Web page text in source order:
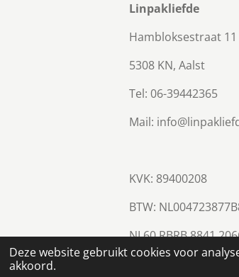
Deze website gebruikt cookies voor
akkoord.
Linpakliefde
Hambloksestraat 11
5308 KN, Aalst
Tel: 06-39442365
Mail:
KVK: 89400208
BTW:
NL60 RBRB 8841
© 2023 - 2026